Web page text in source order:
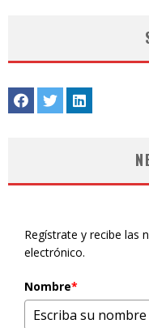
Regístrate y recibe las
electrónico.
Nombre*